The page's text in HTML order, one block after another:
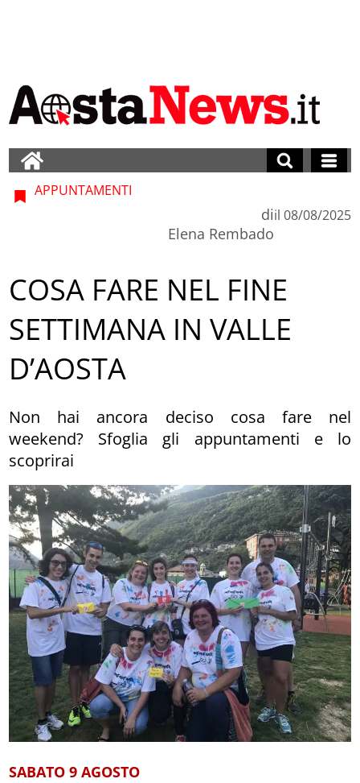
APPUNTAMENTI
di
Elena Rembado
il 08/08/2025
COSA FARE NEL FINE
SETTIMANA IN VALLE
D’AOSTA
Non hai ancora deciso cosa fare nel
weekend? Sfoglia gli appuntamenti e lo
scoprirai
SABATO 9 AGOSTO